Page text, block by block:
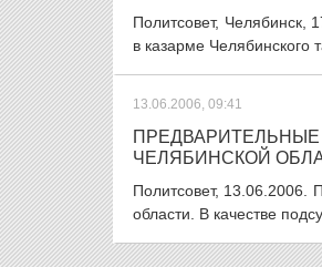
Политсовет, Челябинск,
в казарме Челябинского
13.06.2006, 09:41
ЧЕЛЯБИНСКОЙ
Политсовет, 13.06.2006.
области. В качестве